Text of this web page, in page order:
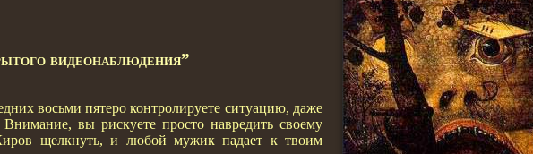
видеонаблюдения”
восьми пятеро контролируете ситуацию, даже
Внимание, вы рискуете просто навредить своему
щелкнуть, и любой мужик падает к твоим